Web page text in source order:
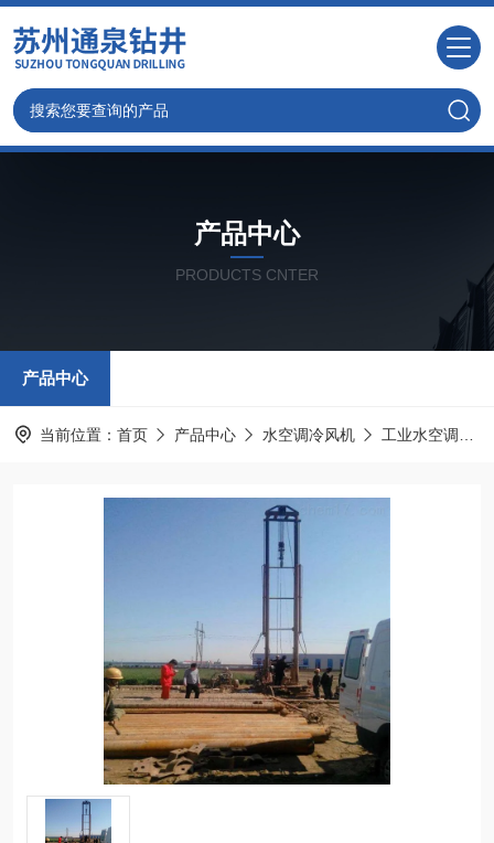
产品中心
PRODUCTS CNTER
产品中心
当前位置： 首页 产品中心 水空调冷风机 工业水空调冷风机